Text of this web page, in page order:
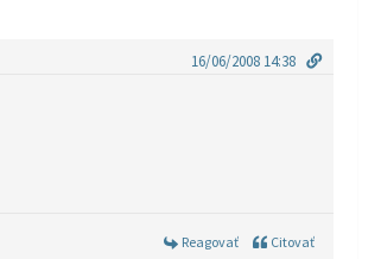
16/06/2008 14:38
Reagovať Citovať